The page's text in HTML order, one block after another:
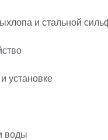
и стальной
установке
воды